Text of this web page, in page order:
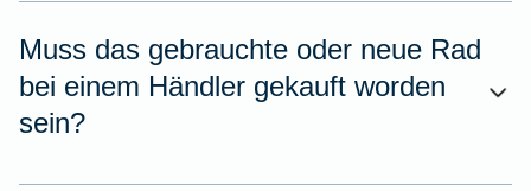
Muss das gebrauchte oder neue Rad
bei einem Händler gekauft worden
sein?